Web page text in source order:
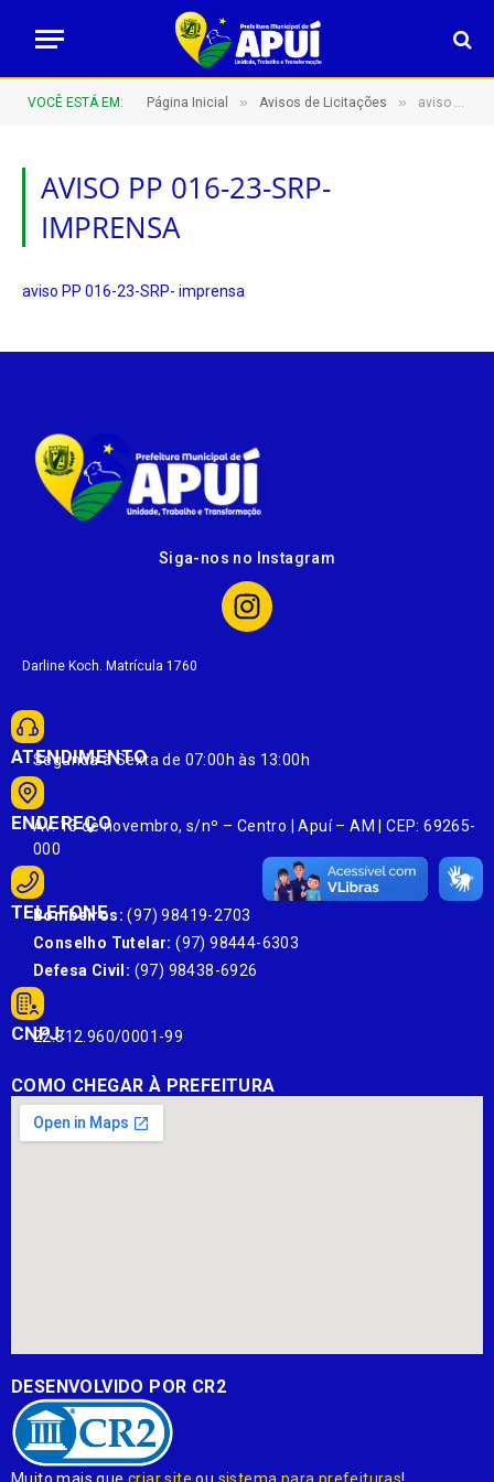
VOCÊ ESTÁ EM: Página Inicial » Avisos de Licitações » aviso PP 016-23-SRP- imprensa
AVISO PP 016-23-SRP-
IMPRENSA
aviso PP 016-23-SRP- imprensa
Siga-nos no Instagram
Darline Koch. Matrícula 1760
ATENDIMENTO
Segunda à Sexta de 07:00h às 13:00h
ENDEREÇO
Av. 13 de novembro, s/nº – Centro | Apuí – AM | CEP: 69265-
000
TELEFONE
Bombeiros: (97) 98419-2703
Conselho Tutelar: (97) 98444-6303
Defesa Civil: (97) 98438-6926
CNPJ:
22.812.960/0001-99
COMO CHEGAR À PREFEITURA
DESENVOLVIDO POR CR2